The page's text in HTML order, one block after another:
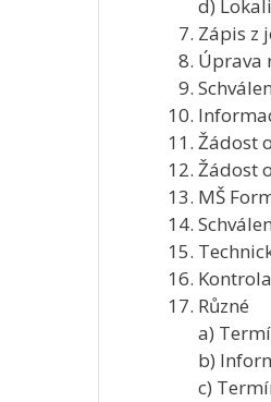
d)
Zápis z
Úprava
Žádost
Žádost
MŠ
Různé
a)
b)
c)